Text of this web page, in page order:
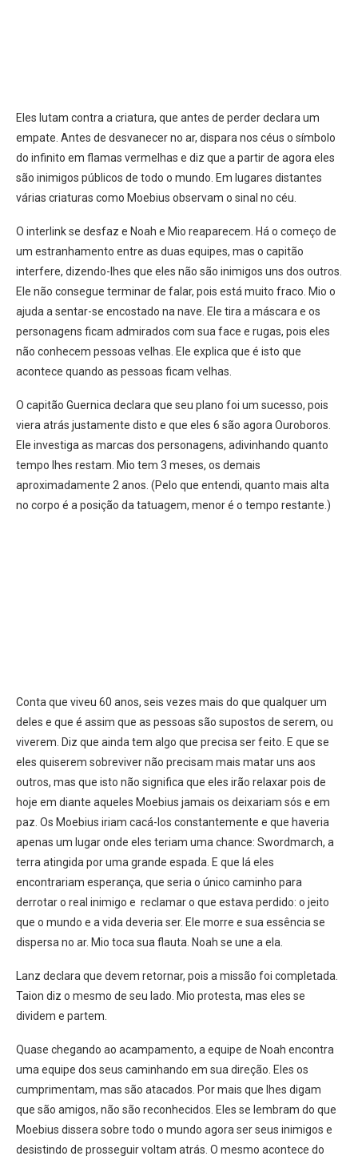
Eles lutam contra a criatura, que antes de perder declara um
empate. Antes de desvanecer no ar, dispara nos céus o símbolo
do infinito em flamas vermelhas e diz que a partir de agora eles
são inimigos públicos de todo o mundo. Em lugares distantes
várias criaturas como Moebius observam o sinal no céu.
O interlink se desfaz e Noah e Mio reaparecem. Há o começo de
um estranhamento entre as duas equipes, mas o capitão
interfere, dizendo-lhes que eles não são inimigos uns dos outros.
Ele não consegue terminar de falar, pois está muito fraco. Mio o
ajuda a sentar-se encostado na nave. Ele tira a máscara e os
personagens ficam admirados com sua face e rugas, pois eles
não conhecem pessoas velhas. Ele explica que é isto que
acontece quando as pessoas ficam velhas.
O capitão Guernica declara que seu plano foi um sucesso, pois
viera atrás justamente disto e que eles 6 são agora Ouroboros.
Ele investiga as marcas dos personagens, adivinhando quanto
tempo lhes restam. Mio tem 3 meses, os demais
aproximadamente 2 anos. (Pelo que entendi, quanto mais alta
no corpo é a posição da tatuagem, menor é o tempo restante.)
Conta que viveu 60 anos, seis vezes mais do que qualquer um
deles e que é assim que as pessoas são supostos de serem, ou
viverem. Diz que ainda tem algo que precisa ser feito. E que se
eles quiserem sobreviver não precisam mais matar uns aos
outros, mas que isto não significa que eles irão relaxar pois de
hoje em diante aqueles Moebius jamais os deixariam sós e em
paz. Os Moebius iriam cacá-los constantemente e que haveria
apenas um lugar onde eles teriam uma chance: Swordmarch, a
terra atingida por uma grande espada. E que lá eles
encontrariam esperança, que seria o único caminho para
derrotar o real inimigo e reclamar o que estava perdido: o jeito
que o mundo e a vida deveria ser. Ele morre e sua essência se
dispersa no ar. Mio toca sua flauta. Noah se une a ela.
Lanz declara que devem retornar, pois a missão foi completada.
Taion diz o mesmo de seu lado. Mio protesta, mas eles se
dividem e partem.
Quase chegando ao acampamento, a equipe de Noah encontra
uma equipe dos seus caminhando em sua direção. Eles os
cumprimentam, mas são atacados. Por mais que lhes digam
que são amigos, não são reconhecidos. Eles se lembram do que
Moebius dissera sobre todo o mundo agora ser seus inimigos e
desistindo de prosseguir voltam atrás. O mesmo acontece do